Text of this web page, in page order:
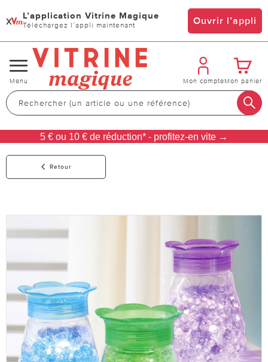
x L’application Vitrine Magique
Téléchargez l’appli maintenant Ouvrir l’appli
Changer
de
navigation
Menu Mon compteMon panier
5 € ou 10 € de réduction* - profitez-en vite →
Retour